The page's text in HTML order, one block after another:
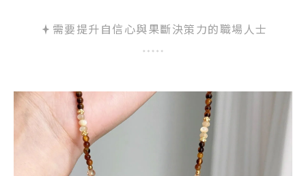
需要提升自信心與果斷決策力的職場人士